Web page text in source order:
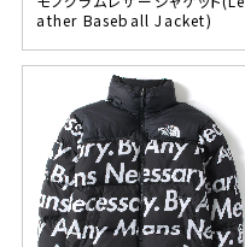
ather Baseball Jacket)